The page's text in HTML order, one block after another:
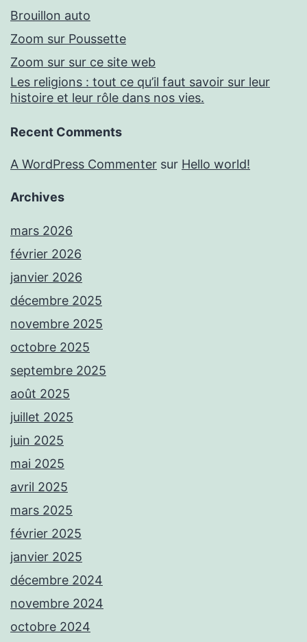
Brouillon auto
Zoom sur Poussette
Zoom sur sur ce site web
Les religions : tout ce qu’il faut savoir sur leur
histoire et leur rôle dans nos vies.
Recent Comments
A WordPress Commenter sur Hello world!
Archives
mars 2026
février 2026
janvier 2026
décembre 2025
novembre 2025
octobre 2025
septembre 2025
août 2025
juillet 2025
juin 2025
mai 2025
avril 2025
mars 2025
février 2025
janvier 2025
décembre 2024
novembre 2024
octobre 2024